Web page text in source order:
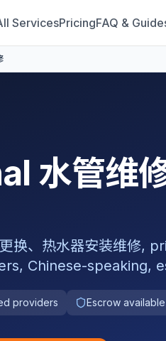
ServicesPricingFAQ &
水管维
换、热水器安装维修,
Chinese-speaking,
providers Escrow available